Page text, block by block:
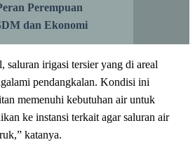
Perempuan
dan Ekonomi
saluran irigasi tersier yang di areal
pendangkalan. Kondisi ini
memenuhi kebutuhan air untuk
ke instansi terkait agar saluran air
katanya.